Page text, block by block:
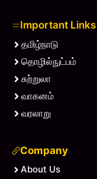
Important Links
தமிழ்நாடு
தொழில்நுட்பம்
சுற்றுலா
வாகனம்
வரலாறு
Company
About Us